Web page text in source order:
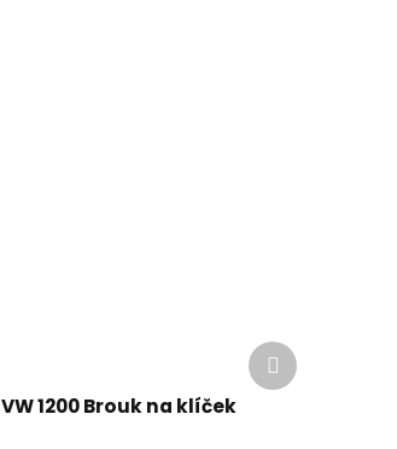
VW 1200 Brouk na klíček
Další
produkt